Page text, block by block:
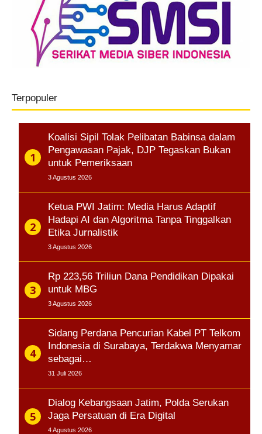
Terpopuler
Koalisi Sipil Tolak Pelibatan Babinsa dalam
Pengawasan Pajak, DJP Tegaskan Bukan
untuk Pemeriksaan
3 Agustus 2026
Ketua PWI Jatim: Media Harus Adaptif
Hadapi AI dan Algoritma Tanpa Tinggalkan
Etika Jurnalistik
3 Agustus 2026
Rp 223,56 Triliun Dana Pendidikan Dipakai
untuk MBG
3 Agustus 2026
Sidang Perdana Pencurian Kabel PT Telkom
Indonesia di Surabaya, Terdakwa Menyamar
sebagai…
31 Juli 2026
Dialog Kebangsaan Jatim, Polda Serukan
Jaga Persatuan di Era Digital
4 Agustus 2026